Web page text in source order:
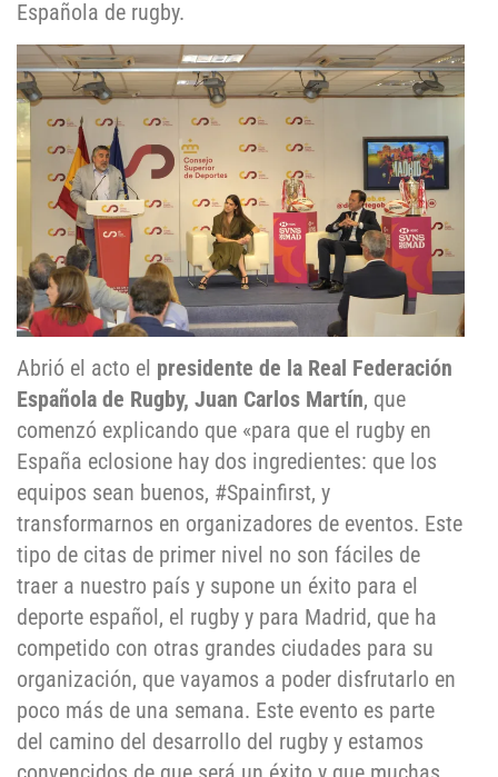
Española de rugby.
Abrió el acto el presidente de la Real Federación
Española de Rugby, Juan Carlos Martín, que
comenzó explicando que «para que el rugby en
España eclosione hay dos ingredientes: que los
equipos sean buenos, #Spainfirst, y
transformarnos en organizadores de eventos. Este
tipo de citas de primer nivel no son fáciles de
traer a nuestro país y supone un éxito para el
deporte español, el rugby y para Madrid, que ha
competido con otras grandes ciudades para su
organización, que vayamos a poder disfrutarlo en
poco más de una semana. Este evento es parte
del camino del desarrollo del rugby y estamos